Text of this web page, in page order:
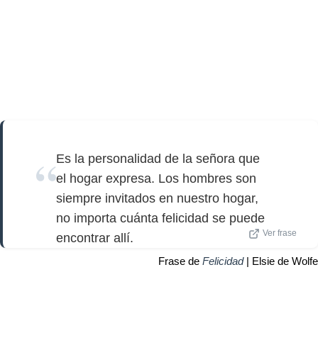
Es la personalidad de la señora que
el hogar expresa. Los hombres son
siempre invitados en nuestro hogar,
no importa cuánta felicidad se puede
encontrar allí.
Ver frase
Frase de Felicidad| Elsie de Wolfe